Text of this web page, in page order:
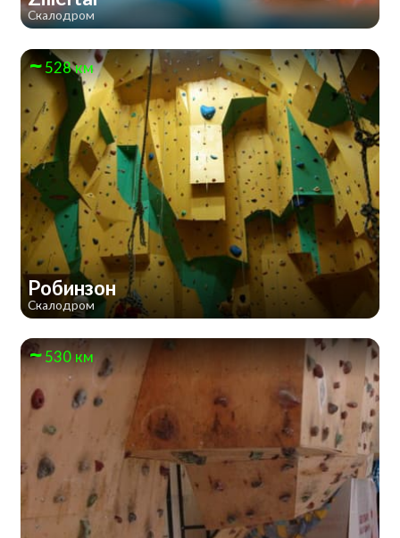
Скалодром
528 км
Робинзон
Скалодром
530 км